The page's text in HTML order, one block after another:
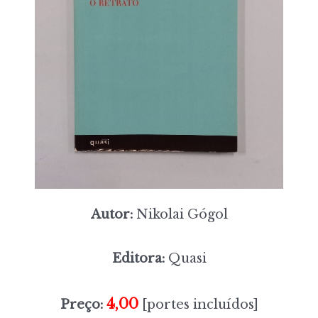
Autor:Nikolai Gógol
Editora:Quasi
Preço: 4,00[portes incluídos]